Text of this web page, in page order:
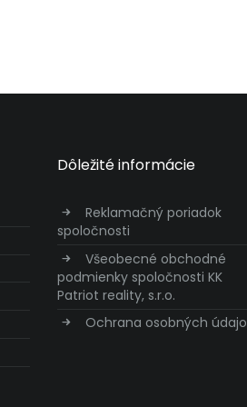
Dôležité informácie
Reklamačný poriadok
spoločnosti
Všeobecné obchodné
podmienky spoločnosti KK
Patriot reality, s.r.o.
Ochrana osobných